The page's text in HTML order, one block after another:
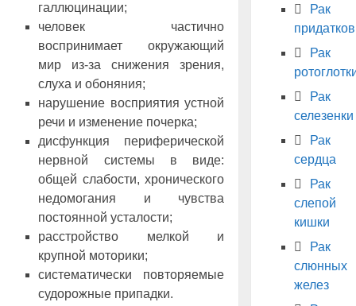
галлюцинации;
человек частично
воспринимает окружающий
мир из-за снижения зрения,
слуха и обоняния;
нарушение восприятия устной
речи и изменение почерка;
дисфункция периферической
нервной системы в виде:
общей слабости, хронического
недомогания и чувства
постоянной усталости;
расстройство мелкой и
крупной моторики;
систематически повторяемые
судорожные припадки.
Рак
придатков
Рак
Рак
селезенки
Рак
сердца
Рак
слепой
кишки
Рак
слюнных
желез